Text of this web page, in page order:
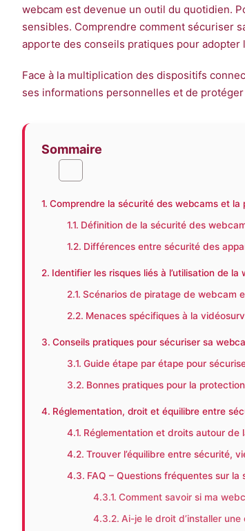
webcam est devenue un outil du quotidien.
sensibles. Comprendre comment sécuriser
apporte des conseils pratiques pour
Face à la multiplication des dispositifs
ses informations personnelles et de
Sommaire
Comprendre la sécurité des webcams et
Définition de la sécurité des
Différences entre sécurité des
Identifier les risques liés à l’utilisation de la
Scénarios de piratage de webcam
Menaces spécifiques à la
Conseils pratiques pour sécuriser sa
Guide étape par étape pour
Bonnes pratiques pour la
Réglementation, droit et équilibre entre
Réglementation et droits autour
Trouver l’équilibre entre sécurité,
FAQ – Questions fréquentes sur
Comment savoir si ma
Ai-je le droit d’installer